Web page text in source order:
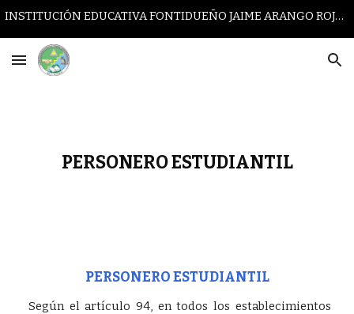
INSTITUCIÓN EDUCATIVA FONTIDUEÑO JAIME ARANGO ROJAS
PERSONERO ESTUDIANTIL
PERSONERO ESTUDIANTIL
Según el artículo 94, en todos los establecimientos